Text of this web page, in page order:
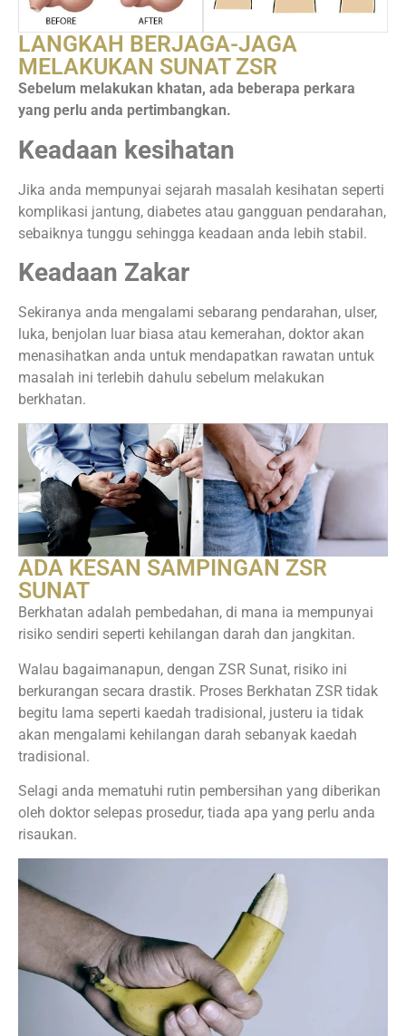
LANGKAH BERJAGA-JAGA
MELAKUKAN SUNAT ZSR
Sebelum melakukan khatan, ada beberapa perkara
yang perlu anda pertimbangkan.
Keadaan kesihatan
Jika anda mempunyai sejarah masalah kesihatan seperti
komplikasi jantung, diabetes atau gangguan pendarahan,
sebaiknya tunggu sehingga keadaan anda lebih stabil.
Keadaan Zakar
Sekiranya anda mengalami sebarang pendarahan, ulser,
luka, benjolan luar biasa atau kemerahan, doktor akan
menasihatkan anda untuk mendapatkan rawatan untuk
masalah ini terlebih dahulu sebelum melakukan
berkhatan.
ADA KESAN SAMPINGAN ZSR
SUNAT
Berkhatan adalah pembedahan, di mana ia mempunyai
risiko sendiri seperti kehilangan darah dan jangkitan.
Walau bagaimanapun, dengan ZSR Sunat, risiko ini
berkurangan secara drastik. Proses Berkhatan ZSR tidak
begitu lama seperti kaedah tradisional, justeru ia tidak
akan mengalami kehilangan darah sebanyak kaedah
tradisional.
Selagi anda mematuhi rutin pembersihan yang diberikan
oleh doktor selepas prosedur, tiada apa yang perlu anda
risaukan.